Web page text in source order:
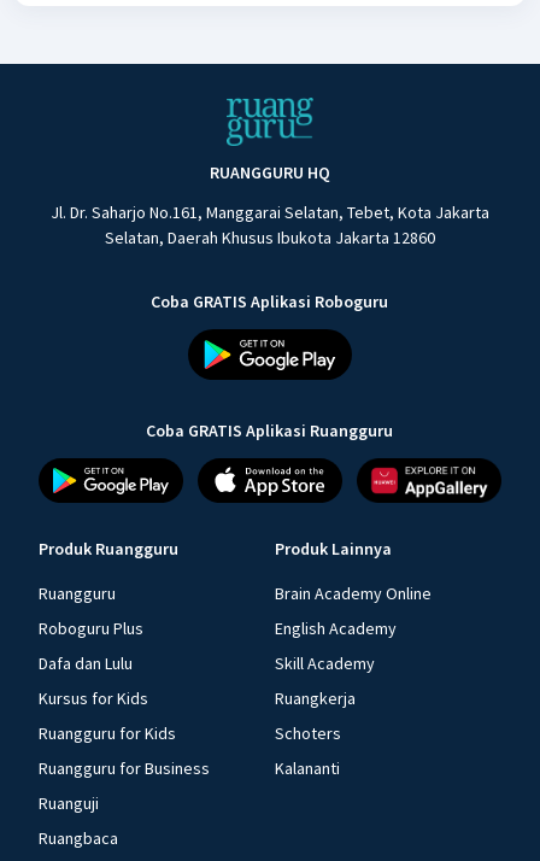
RUANGGURU HQ
Jl. Dr. Saharjo No.161, Manggarai Selatan, Tebet, Kota Jakarta
Selatan, Daerah Khusus Ibukota Jakarta 12860
Coba GRATIS Aplikasi Roboguru
Coba GRATIS Aplikasi Ruangguru
Produk Ruangguru
Ruangguru
Roboguru Plus
Dafa dan Lulu
Kursus for Kids
Ruangguru for Kids
Ruangguru for Business
Ruanguji
Ruangbaca
Produk Lainnya
Brain Academy Online
English Academy
Skill Academy
Ruangkerja
Schoters
Kalananti